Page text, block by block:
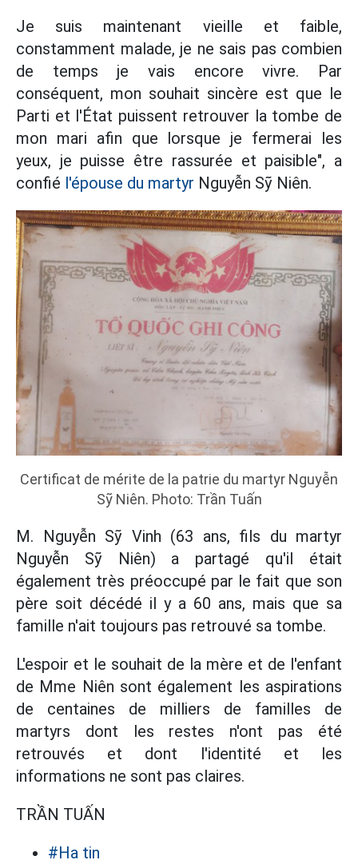
Je suis maintenant vieille et faible,
constamment malade, je ne sais pas combien
de temps je vais encore vivre. Par
conséquent, mon souhait sincère est que le
Parti et l'État puissent retrouver la tombe de
mon mari afin que lorsque je fermerai les
yeux, je puisse être rassurée et paisible", a
confié l'épouse du martyr Nguyễn Sỹ Niên.
Certificat de mérite de la patrie du martyr Nguyễn
Sỹ Niên. Photo: Trần Tuấn
M. Nguyễn Sỹ Vinh (63 ans, fils du martyr
Nguyễn Sỹ Niên) a partagé qu'il était
également très préoccupé par le fait que son
père soit décédé il y a 60 ans, mais que sa
famille n'ait toujours pas retrouvé sa tombe.
L'espoir et le souhait de la mère et de l'enfant
de Mme Niên sont également les aspirations
de centaines de milliers de familles de
martyrs dont les restes n'ont pas été
retrouvés et dont l'identité et les
informations ne sont pas claires.
TRẦN TUẤN
#Ha tin